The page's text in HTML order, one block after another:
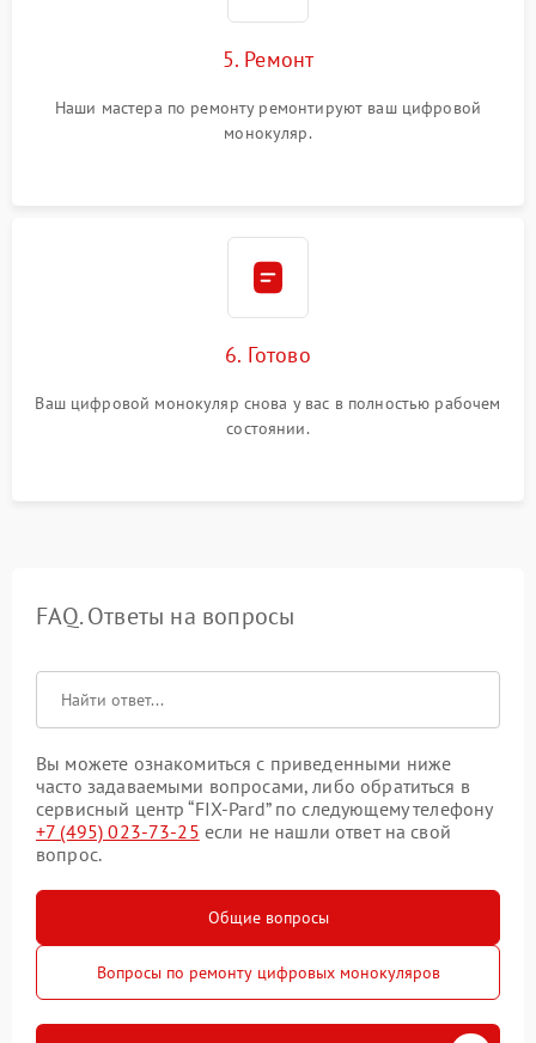
5. Ремонт
Наши мастера по ремонту ремонтируют ваш цифровой
монокуляр.
6. Готово
Ваш цифровой монокуляр снова у вас в полностью рабочем
состоянии.
FAQ. Ответы на вопросы
Вы можете ознакомиться с приведенными ниже
часто задаваемыми вопросами, либо обратиться в
сервисный центр “FIX-Pard” по следующему телефону
+7 (495) 023-73-25 если не нашли ответ на свой
вопрос.
Общие вопросы
Вопросы по ремонту цифровых монокуляров